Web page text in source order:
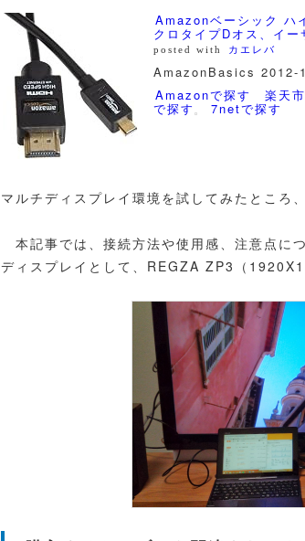
Amazonベーシック ハ
クロタイプDオス、イ
posted with カエレバ
AmazonBasics 2012-
Amazonで探す
楽天
で探す 7netで探す
マルチディスプレイ環境を試してみたところ
本記事では、接続方法や使用感、注意点に
ディスプレイとして、REGZA ZP3（